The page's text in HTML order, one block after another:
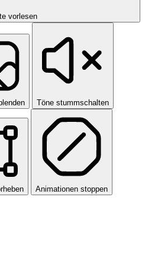
vorlesen
Töne stummschalten
Animationen stoppen